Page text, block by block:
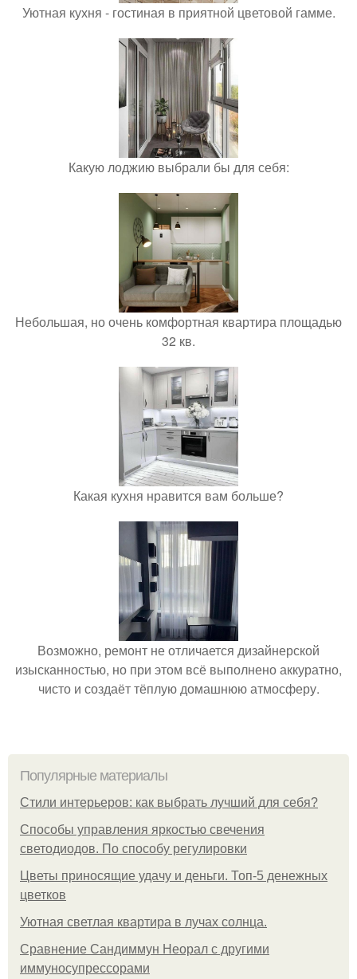
Уютная кухня - гостиная в приятной цветовой гамме.
Какую лоджию выбрали бы для себя:
Небольшая, но очень комфортная квартира площадью
32 кв.
Какая кухня нравится вам больше?
Возможно, ремонт не отличается дизайнерской
изысканностью, но при этом всё выполнено аккуратно,
чисто и создаёт тёплую домашнюю атмосферу.
Популярные материалы
Стили интерьеров: как выбрать лучший для себя?
Способы управления яркостью свечения
светодиодов. По способу регулировки
Цветы приносящие удачу и деньги. Топ-5 денежных
цветков
Уютная светлая квартира в лучах солнца.
Сравнение Сандиммун Неорал с другими
иммуносупрессорами